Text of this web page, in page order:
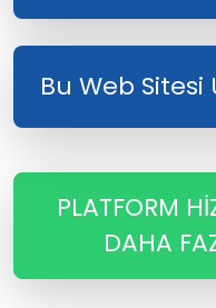
Bu Web Sitesi
PLATFORM
DAHA